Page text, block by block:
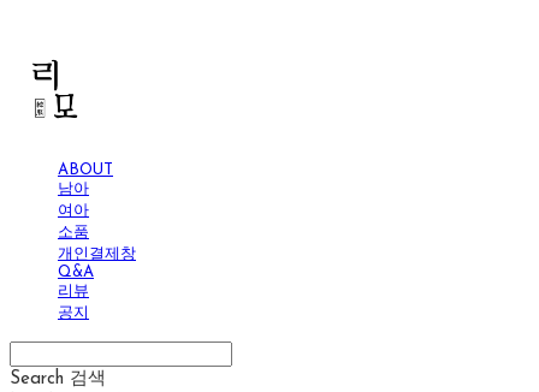
ABOUT
남아
여아
소품
개인결제창
Q&A
리뷰
공지
Search 검색